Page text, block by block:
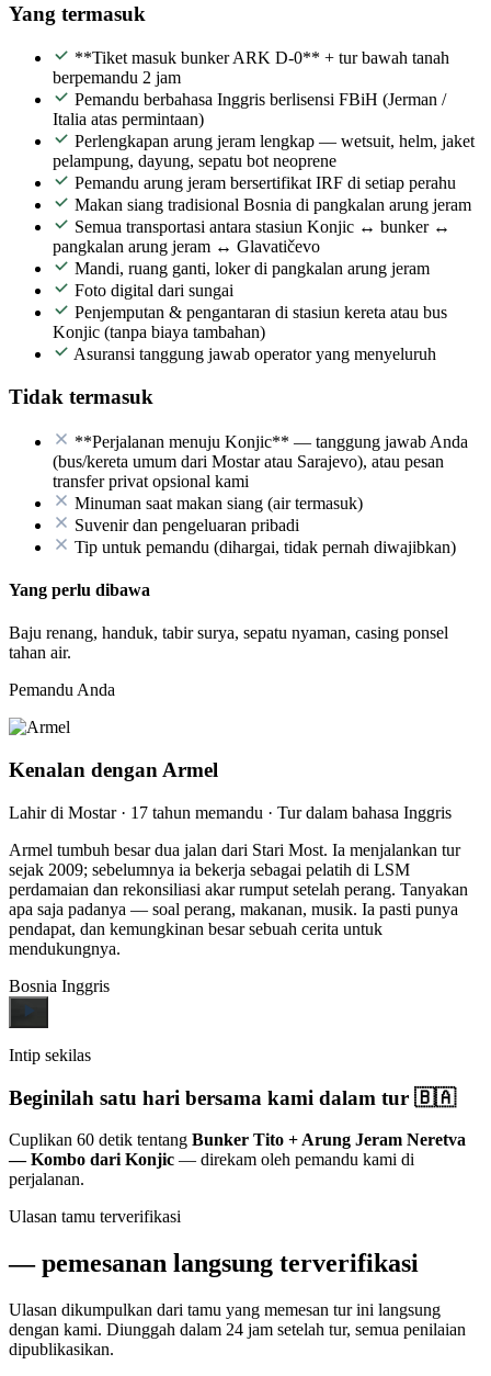
Yang termasuk
**Tiket masuk bunker ARK D-0** + tur bawah tanah
berpemandu 2 jam
Pemandu berbahasa Inggris berlisensi FBiH (Jerman /
Italia atas permintaan)
Perlengkapan arung jeram lengkap — wetsuit, helm, jaket
pelampung, dayung, sepatu bot neoprene
Pemandu arung jeram bersertifikat IRF di setiap perahu
Makan siang tradisional Bosnia di pangkalan arung jeram
Semua transportasi antara stasiun Konjic ↔ bunker ↔
pangkalan arung jeram ↔ Glavatičevo
Mandi, ruang ganti, loker di pangkalan arung jeram
Foto digital dari sungai
Penjemputan & pengantaran di stasiun kereta atau bus
Konjic (tanpa biaya tambahan)
Asuransi tanggung jawab operator yang menyeluruh
Tidak termasuk
**Perjalanan menuju Konjic** — tanggung jawab Anda
(bus/kereta umum dari Mostar atau Sarajevo), atau pesan
transfer privat opsional kami
Minuman saat makan siang (air termasuk)
Suvenir dan pengeluaran pribadi
Tip untuk pemandu (dihargai, tidak pernah diwajibkan)
Yang perlu dibawa
Baju renang, handuk, tabir surya, sepatu nyaman, casing ponsel
tahan air.
Pemandu Anda
Kenalan dengan Armel
Lahir di Mostar · 17 tahun memandu · Tur dalam bahasa Inggris
Armel tumbuh besar dua jalan dari Stari Most. Ia menjalankan tur
sejak 2009; sebelumnya ia bekerja sebagai pelatih di LSM
perdamaian dan rekonsiliasi akar rumput setelah perang. Tanyakan
apa saja padanya — soal perang, makanan, musik. Ia pasti punya
pendapat, dan kemungkinan besar sebuah cerita untuk
mendukungnya.
Bosnia Inggris
Intip sekilas
Beginilah satu hari bersama kami dalam tur 🇧🇦
Cuplikan 60 detik tentang Bunker Tito + Arung Jeram Neretva
— Kombo dari Konjic — direkam oleh pemandu kami di
perjalanan.
Ulasan tamu terverifikasi
—pemesanan langsung terverifikasi
Ulasan dikumpulkan dari tamu yang memesan tur ini langsung
dengan kami. Diunggah dalam 24 jam setelah tur, semua penilaian
dipublikasikan.